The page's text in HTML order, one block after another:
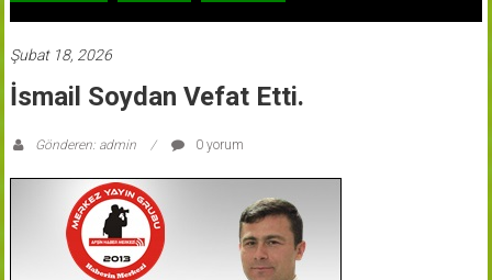
Şubat 18, 2026
İsmail Soydan Vefat Etti.
Gönderen: admin 0 yorum